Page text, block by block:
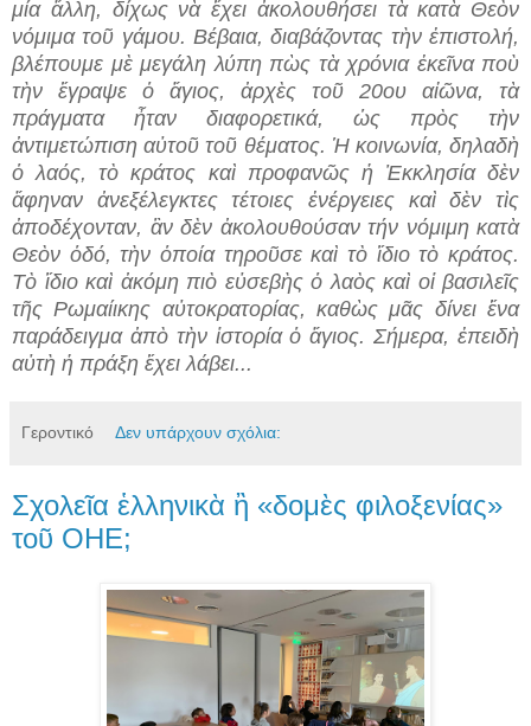
μία ἄλλη, δίχως νὰ ἔχει ἀκολουθήσει τὰ κατὰ Θεὸν
νόμιμα τοῦ γάμου. Βέβαια, διαβάζοντας τὴν ἐπιστολή,
βλέπουμε μὲ μεγάλη λύπη πὼς τὰ χρόνια ἐκεῖνα ποὺ
τὴν ἔγραψε ὁ ἅγιος, ἀρχὲς τοῦ 20ου αἰῶνα, τὰ
πράγματα ἦταν διαφορετικά, ὡς πρὸς τὴν
ἀντιμετώπιση αὐτοῦ τοῦ θέματος. Ἡ κοινωνία, δηλαδὴ
ὁ λαός, τὸ κράτος καὶ προφανῶς ἡ Ἐκκλησία δὲν
ἄφηναν ἀνεξέλεγκτες τέτοιες ἐνέργειες καὶ δὲν τὶς
ἀποδέχονταν, ἂν δὲν ἀκολουθούσαν τήν νόμιμη κατὰ
Θεὸν ὁδό, τὴν ὁποία τηροῦσε καὶ τὸ ἴδιο τὸ κράτος.
Τὸ ἴδιο καὶ ἀκόμη πιὸ εὐσεβὴς ὁ λαὸς καὶ οἱ βασιλεῖς
τῆς Ρωμαίικης αὐτοκρατορίας, καθὼς μᾶς δίνει ἕνα
παράδειγμα ἀπὸ τὴν ἱστορία ὁ ἅγιος. Σήμερα, ἐπειδὴ
αὐτὴ ἡ πράξη ἔχει λάβει...
Γεροντικό Δεν υπάρχουν σχόλια:
Σχολεῖα ἑλληνικὰ ἢ «δομὲς φιλοξενίας»
τοῦ ΟΗΕ;